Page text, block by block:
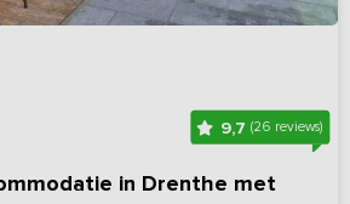
9,7 (26 reviews)
in Drenthe met